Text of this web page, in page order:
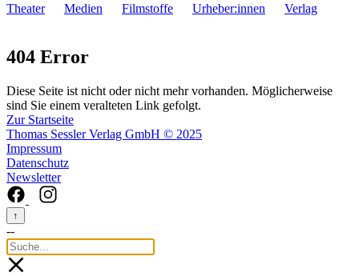
Theater Medien Filmstoffe Urheber:innen Verlag
404 Error
Diese Seite ist nicht oder nicht mehr vorhanden. Möglicherweise
sind Sie einem veralteten Link gefolgt.
Zur Startseite
Thomas Sessler Verlag GmbH © 2025
Impressum
Datenschutz
Newsletter
↑
--